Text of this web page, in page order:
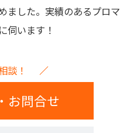
ました。 実績のあるプロマ
伺います！
談！
お問合せ